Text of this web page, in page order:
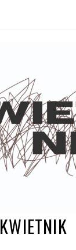
KWIETNIK